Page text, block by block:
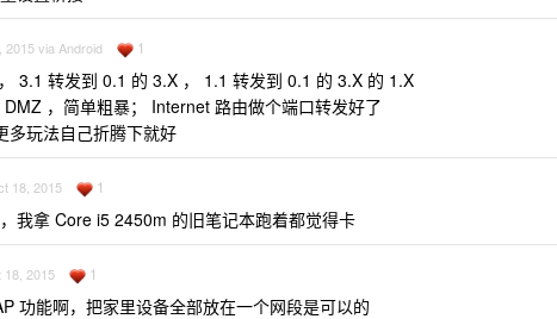
2015 via Android 1
3.1 转发到 0.1 的 3.X ， 1.1 转发到 0.1 的 3.X 的 1.X
，简单粗暴； Internet 路由做个端口转发好了
多玩法自己折腾下就好
18, 2015 1
我拿 Core i5 2450m 的旧笔记本跑着都觉得卡
18, 2015 1
功能啊，把家里设备全部放在一个网段是可以的